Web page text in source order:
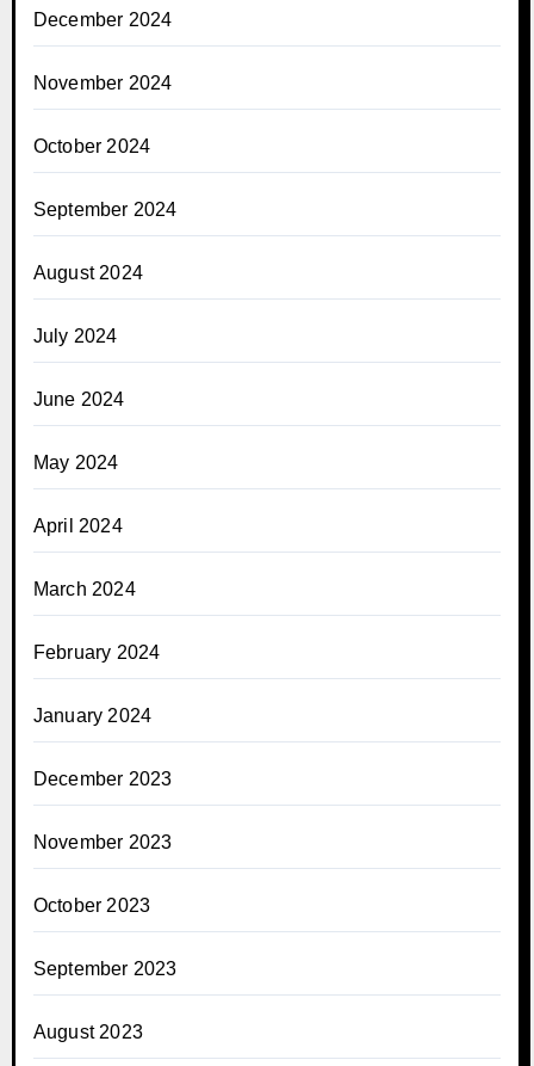
December 2024
November 2024
October 2024
September 2024
August 2024
July 2024
June 2024
May 2024
April 2024
March 2024
February 2024
January 2024
December 2023
November 2023
October 2023
September 2023
August 2023